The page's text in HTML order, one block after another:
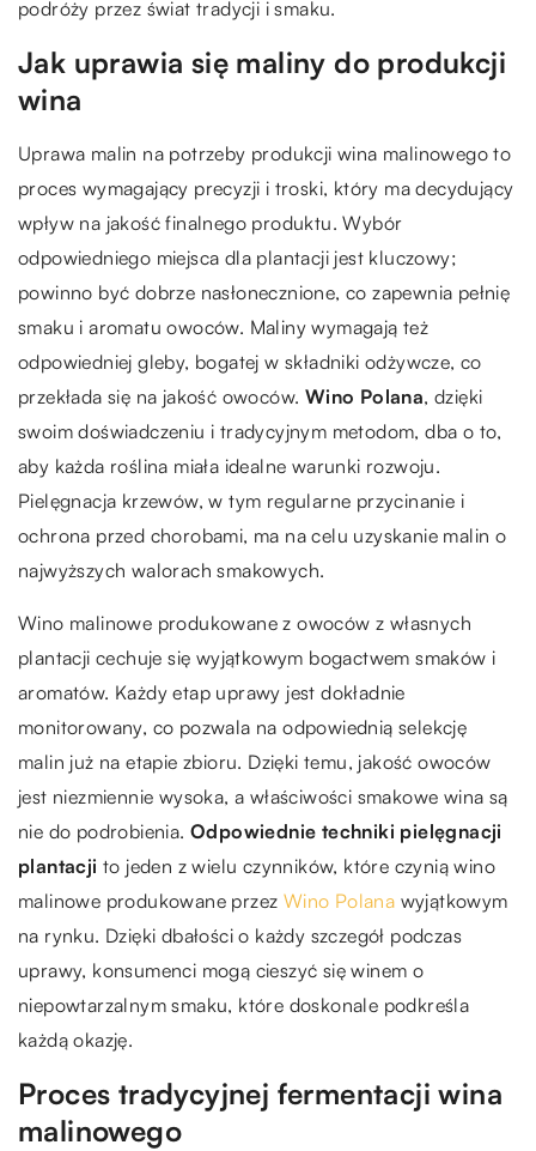
podróży przez świat tradycji i smaku.
Jak uprawia się maliny do produkcji
wina
Uprawa malin na potrzeby produkcji wina malinowego to
proces wymagający precyzji i troski, który ma decydujący
wpływ na jakość finalnego produktu. Wybór
odpowiedniego miejsca dla plantacji jest kluczowy;
powinno być dobrze nasłonecznione, co zapewnia pełnię
smaku i aromatu owoców. Maliny wymagają też
odpowiedniej gleby, bogatej w składniki odżywcze, co
przekłada się na jakość owoców. Wino Polana, dzięki
swoim doświadczeniu i tradycyjnym metodom, dba o to,
aby każda roślina miała idealne warunki rozwoju.
Pielęgnacja krzewów, w tym regularne przycinanie i
ochrona przed chorobami, ma na celu uzyskanie malin o
najwyższych walorach smakowych.
Wino malinowe produkowane z owoców z własnych
plantacji cechuje się wyjątkowym bogactwem smaków i
aromatów. Każdy etap uprawy jest dokładnie
monitorowany, co pozwala na odpowiednią selekcję
malin już na etapie zbioru. Dzięki temu, jakość owoców
jest niezmiennie wysoka, a właściwości smakowe wina są
nie do podrobienia. Odpowiednie techniki pielęgnacji
plantacji to jeden z wielu czynników, które czynią wino
malinowe produkowane przez Wino Polana wyjątkowym
na rynku. Dzięki dbałości o każdy szczegół podczas
uprawy, konsumenci mogą cieszyć się winem o
niepowtarzalnym smaku, które doskonale podkreśla
każdą okazję.
Proces tradycyjnej fermentacji wina
malinowego